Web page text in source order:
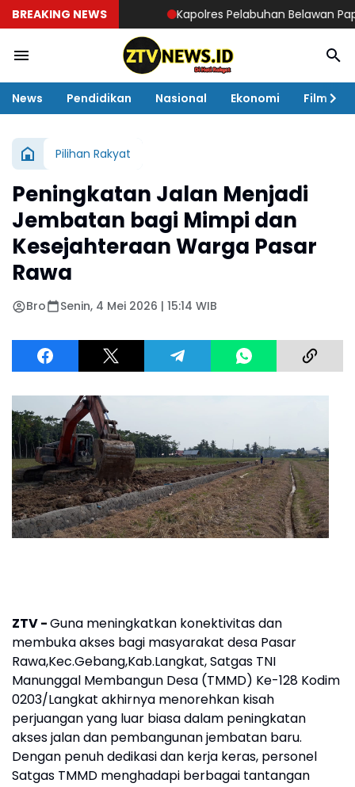
BREAKING NEWS Kapolres Pelabuhan Belawan
News Pendidikan Nasional Ekonomi Film
Pilihan Rakyat
Peningkatan Jalan Menjadi
Jembatan bagi Mimpi dan
Kesejahteraan Warga Pasar
Rawa
Bro Senin, 4 Mei 2026 | 15:14 WIB
ZTV -Guna meningkatkan konektivitas dan
membuka akses bagi masyarakat desa Pasar
Rawa,Kec.Gebang,Kab.Langkat, Satgas TNI
Manunggal Membangun Desa (TMMD) Ke-128 Kodim
0203/Langkat akhirnya menorehkan kisah
perjuangan yang luar biasa dalam peningkatan
akses jalan dan pembangunan jembatan baru.
Dengan penuh dedikasi dan kerja keras, personel
Satgas TMMD menghadapi berbagai tantangan